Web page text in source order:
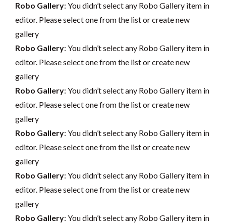
Robo Gallery: You didn’t select any Robo Gallery item in
editor. Please select one from the list or create new
gallery
Robo Gallery: You didn’t select any Robo Gallery item in
editor. Please select one from the list or create new
gallery
Robo Gallery: You didn’t select any Robo Gallery item in
editor. Please select one from the list or create new
gallery
Robo Gallery: You didn’t select any Robo Gallery item in
editor. Please select one from the list or create new
gallery
Robo Gallery: You didn’t select any Robo Gallery item in
editor. Please select one from the list or create new
gallery
Robo Gallery: You didn’t select any Robo Gallery item in